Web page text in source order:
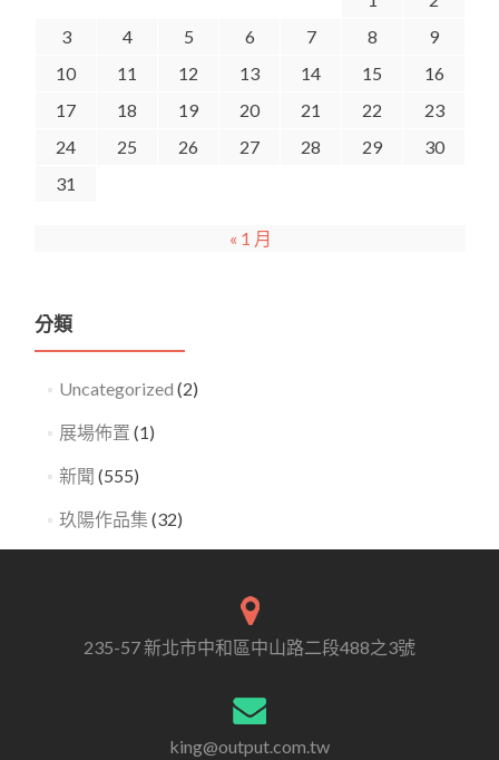
3
4 5 6 7 8
9
10
11 12 13 14 15
16
17
18 19 20 21 22
23
24
25 26 27 28 29
30
31
« 1 月
分類
Uncategorized (2)
展場佈置 (1)
新聞 (555)
玖陽作品集 (32)
235-57 新北市中和區中山路二段488之3號
king@output.com.tw